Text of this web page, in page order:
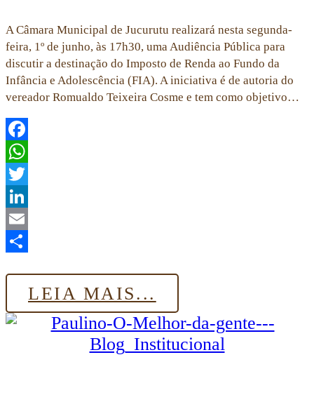
A Câmara Municipal de Jucurutu realizará nesta segunda-
feira, 1º de junho, às 17h30, uma Audiência Pública para
discutir a destinação do Imposto de Renda ao Fundo da
Infância e Adolescência (FIA). A iniciativa é de autoria do
vereador Romualdo Teixeira Cosme e tem como objetivo…
Facebook
WhatsApp
Twitter
LinkedIn
Email
LEIA MAIS...